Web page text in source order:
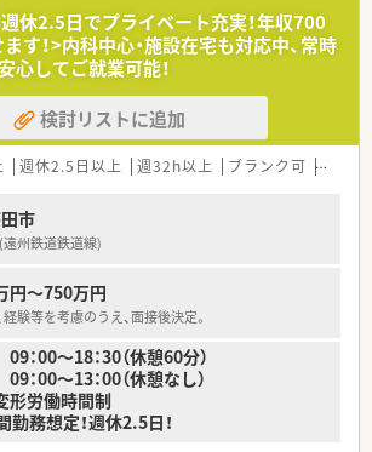
取り組んでこられた在宅業務では、施設・居宅へ
導、ドクター同行も状況に応じて行っておりま
者様と話をすること）が好きな方であること。
解があり、積極的に対応できること。
希望の方／／
ご自身の実績やご経験をしっかりとアピールして
（調剤・監査・投薬）プラスαでどんな業務が可能
験があり、新規での施設在宅の獲得が可能！
週休2.5日でプライベート充実！年収700
す！>内科中心・施設在宅も対応中、常時
心してご就業可能！
検討リストに追加
週休2.5日以上 週32h以上 ブランク可 残業
市
州鉄道鉄道線)
円～750万円
験等を考慮のうえ、面接後決定。
：00～18：30（休憩60分）
～13：00（休憩なし）
形労働時間制
務想定！週休2.5日！